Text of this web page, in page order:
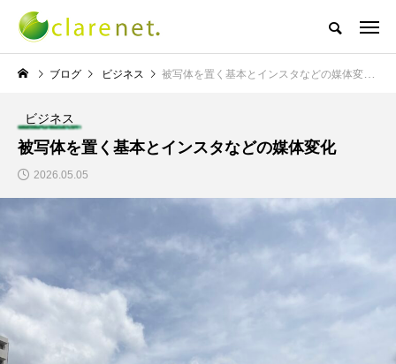
株式会社クレアネットの代表取締役ブログ
NEW POST
TECH BLOG
エレベーター広告とか
W杯の優勝を目指す日
ブログ ビジネス 被写体を置く基本とインスタなどの媒体変化
ビジネス
被写体を置く基本とインスタなどの媒体変化
2026.05.05